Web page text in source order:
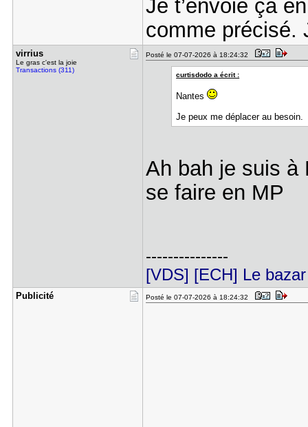
Je t’envoie ça
comme précisé.
virrius
Le gras c'est la joie
Transactions (311)
Posté le 07-07-2026 à 18:24:32
curtisdodo a écrit :
Nantes
Je peux me déplacer au besoin.
Ah bah je suis
se faire en MP
---------------
[VDS] [ECH] Le
Publicité Posté le 07-07-2026 à 18:24:32